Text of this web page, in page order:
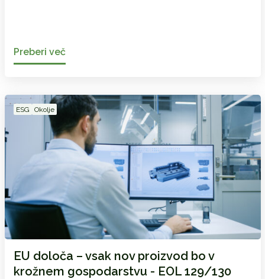
Preberi več
ESG Okolje
EU določa – vsak nov proizvod bo v
krožnem gospodarstvu - EOL 129/130